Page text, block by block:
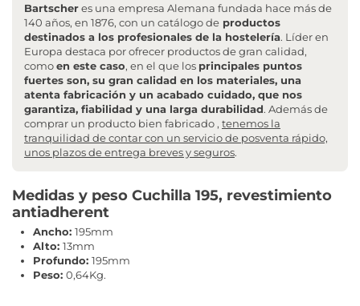
Bartscheres una empresa Alemana fundada hace más de
140 años, en 1876, con un catálogo de productos
destinados a los profesionales de la hostelería. Líder en
Europa destaca por ofrecer productos de gran calidad,
comoen este caso, en el que los principales puntos
fuertes son, su gran calidad en los materiales, una
atenta fabricación y un acabado cuidado, que nos
garantiza, fiabilidad y una larga durabilidad. Además de
comprar un producto bien fabricado , tenemos la
tranquilidad de contar con un servicio de posventa rápido,
unos plazos de entrega breves y seguros.
Medidas y peso Cuchilla 195, revestimiento
antiadherent
Ancho: 195mm
Alto: 13mm
Profundo: 195mm
Peso: 0,64Kg.